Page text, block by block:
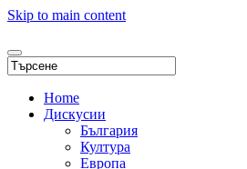
Skip to main content
Home
Дискусии
България
Култура
Европа